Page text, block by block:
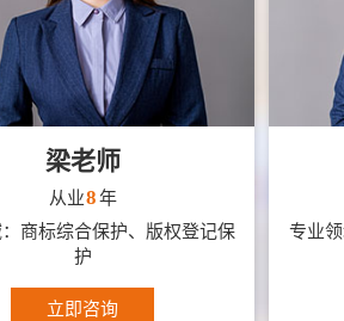
梁老师
从业8年
商标综合保护、版权登记保
护
立即咨询
专业